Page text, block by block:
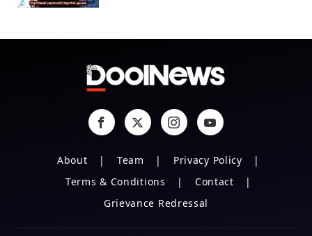
About Team
Privacy Policy
Terms & Conditions
Contact
Grievance Redressal